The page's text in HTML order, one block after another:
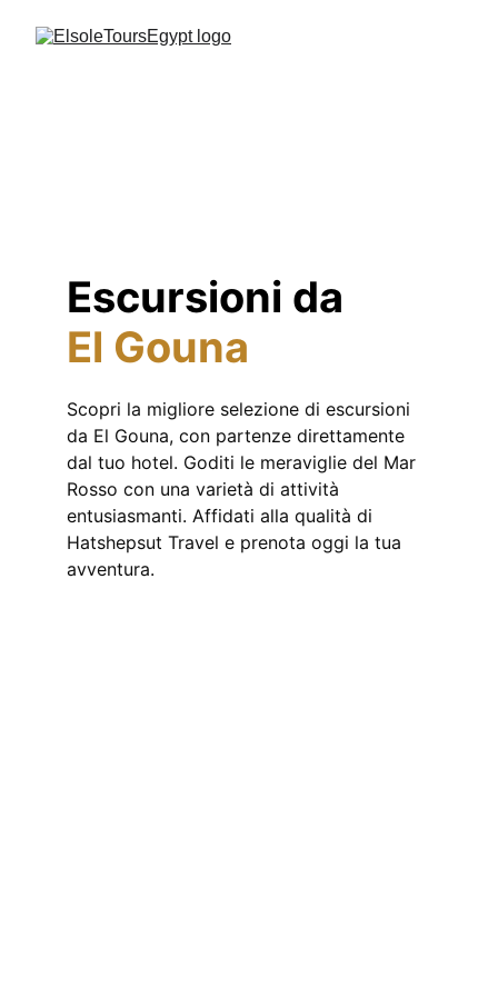
Escursioni da
El Gouna
Scopri la migliore selezione di escursioni
da El Gouna, con partenze direttamente
dal tuo hotel. Goditi le meraviglie del Mar
Rosso con una varietà di attività
entusiasmanti. Affidati alla qualità di
Hatshepsut Travel e prenota oggi la tua
avventura.